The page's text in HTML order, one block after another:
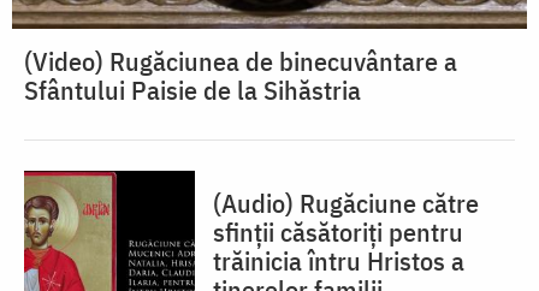
(Video) Rugăciunea de binecuvântare a
Sfântului Paisie de la Sihăstria
(Audio) Rugăciune către
sfinții căsătoriți pentru
trăinicia întru Hristos a